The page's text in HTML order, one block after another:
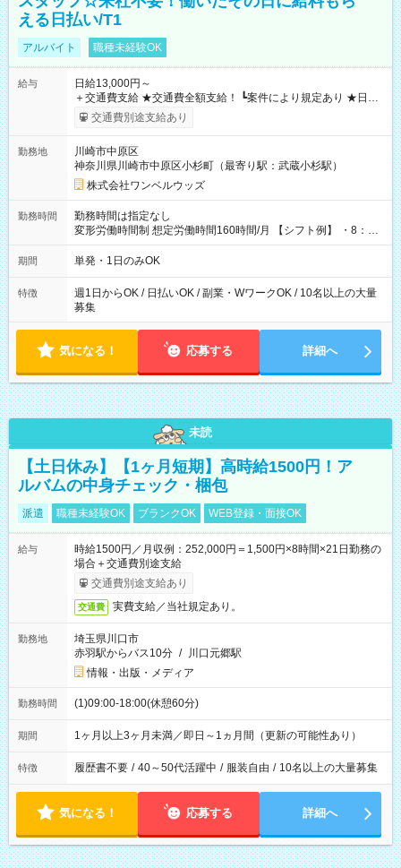
える日払い/T1
アルバイト 職種未経験OK
給与
日給13,000円～
＋交通費支給 ★交通費全額支給！ ┗案件により規定あり ★日払
いOK！（規定あり） ┗働いたその日に現金GET♪ お仕事後はコ
ンビニATMから 日払い分を引き落とせます！ 【試用期間】試
交通費別途支給あり
勤務地
川崎市中原区
神奈川県川崎市中原区小杉町（最寄り駅：武蔵小杉駅）
株式会社ワンベルウッズ
勤務時間
勤務時間は指定なし
変形労働時間制 想定労働時間160時間/月 【シフト例】 ・8：00
～21：00
期間 単発・1日のみOK
特徴
週1日からOK / 日払いOK / 副業・WワークOK / 10名以上の大量
募集
気になる！ 応募する 詳細へ
未読
【土日休み】【1ヶ月短期】高時給1500円！ア
ルバムの中身チェック・梱包
派遣 職種未経験OK ブランクOK WEB登録・面接OK
給与
時給1500円／月収例：252,000円＝1,500円×8時間×21日勤務の
場合＋交通費別途支給
交通費別途支給あり
交通費 実費支給／当社規定あり。
勤務地
埼玉県川口市
赤羽駅からバス10分 / 川口元郷駅
情報・出版・メディア
勤務時間 (1)09:00-18:00(休憩60分)
期間 1ヶ月以上3ヶ月未満／即日～1ヵ月間（更新の可能性あり）
特徴 履歴書不要 / 40～50代活躍中 / 服装自由 / 10名以上の大量募集
気になる！ 応募する 詳細へ